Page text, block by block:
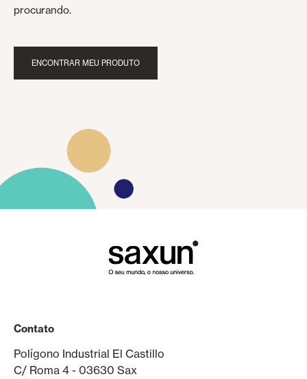
procurando.
ENCONTRAR MEU PRODUTO
Contato
Polígono Industrial El Castillo
C/ Roma 4 - 03630 Sax